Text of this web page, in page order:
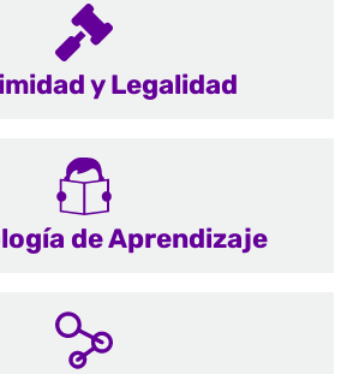
y Legalidad
de Aprendizaje